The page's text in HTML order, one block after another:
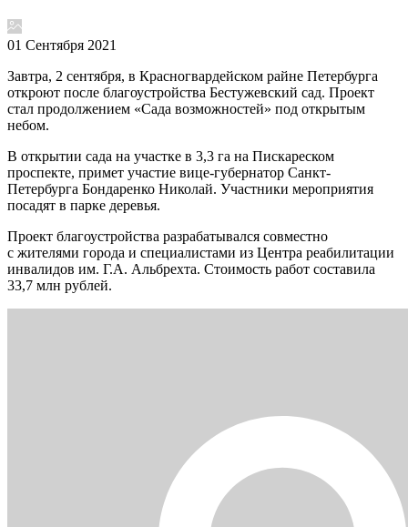
01 Сентября 2021
Завтра, 2 сентября, в Красногвардейском райне Петербурга
откроют после благоустройства Бестужевский сад. Проект
стал продолжением «Сада возможностей» под открытым
небом.
В открытии сада на участке в 3,3 га на Пискареском
проспекте, примет участие вице-губернатор Санкт-
Петербурга Бондаренко Николай. Участники мероприятия
посадят в парке деревья.
Проект благоустройства разрабатывался совместно
с жителями города и специалистами из Центра реабилитации
инвалидов им. Г.А. Альбрехта. Стоимость работ составила
33,7 млн рублей.